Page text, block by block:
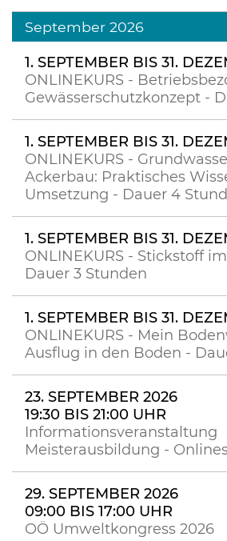
September 2026
1. SEPTEMBER BIS 31.
ONLINEKURS -
Gewässerschutzkonzept -
1. SEPTEMBER BIS 31.
ONLINEKURS -
Ackerbau: Praktisches
Umsetzung - Dauer 4
1. SEPTEMBER BIS 31.
ONLINEKURS - Stickstoff
Dauer 3 Stunden
1. SEPTEMBER BIS 31.
ONLINEKURS - Mein
Ausflug in den Boden -
23. SEPTEMBER 2026
19:30 BIS 21:00 UHR
Informationsveranstaltung
Meisterausbildung -
29. SEPTEMBER 2026
09:00 BIS 17:00 UHR
OÖ Umweltkongress 2026